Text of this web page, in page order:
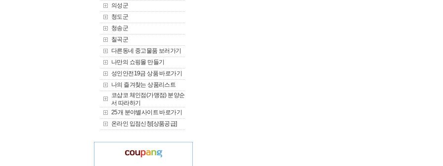
의성군
청도군
청송군
칠곡군
다른동네 중고물품 보러가기
나만의 쇼핑몰 만들기
성인안전19금 상품 바로가기
나의 즐겨찾는 상품리스트
코샵코 체인점(가맹점) 분양순
서 따라하기
25개 분야별사이트 바로가기
온라인 입점신청[상품공급]